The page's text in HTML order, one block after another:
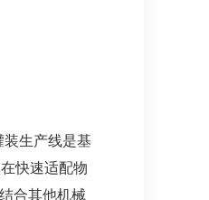
生产线是基
快速适配物
合其他机械